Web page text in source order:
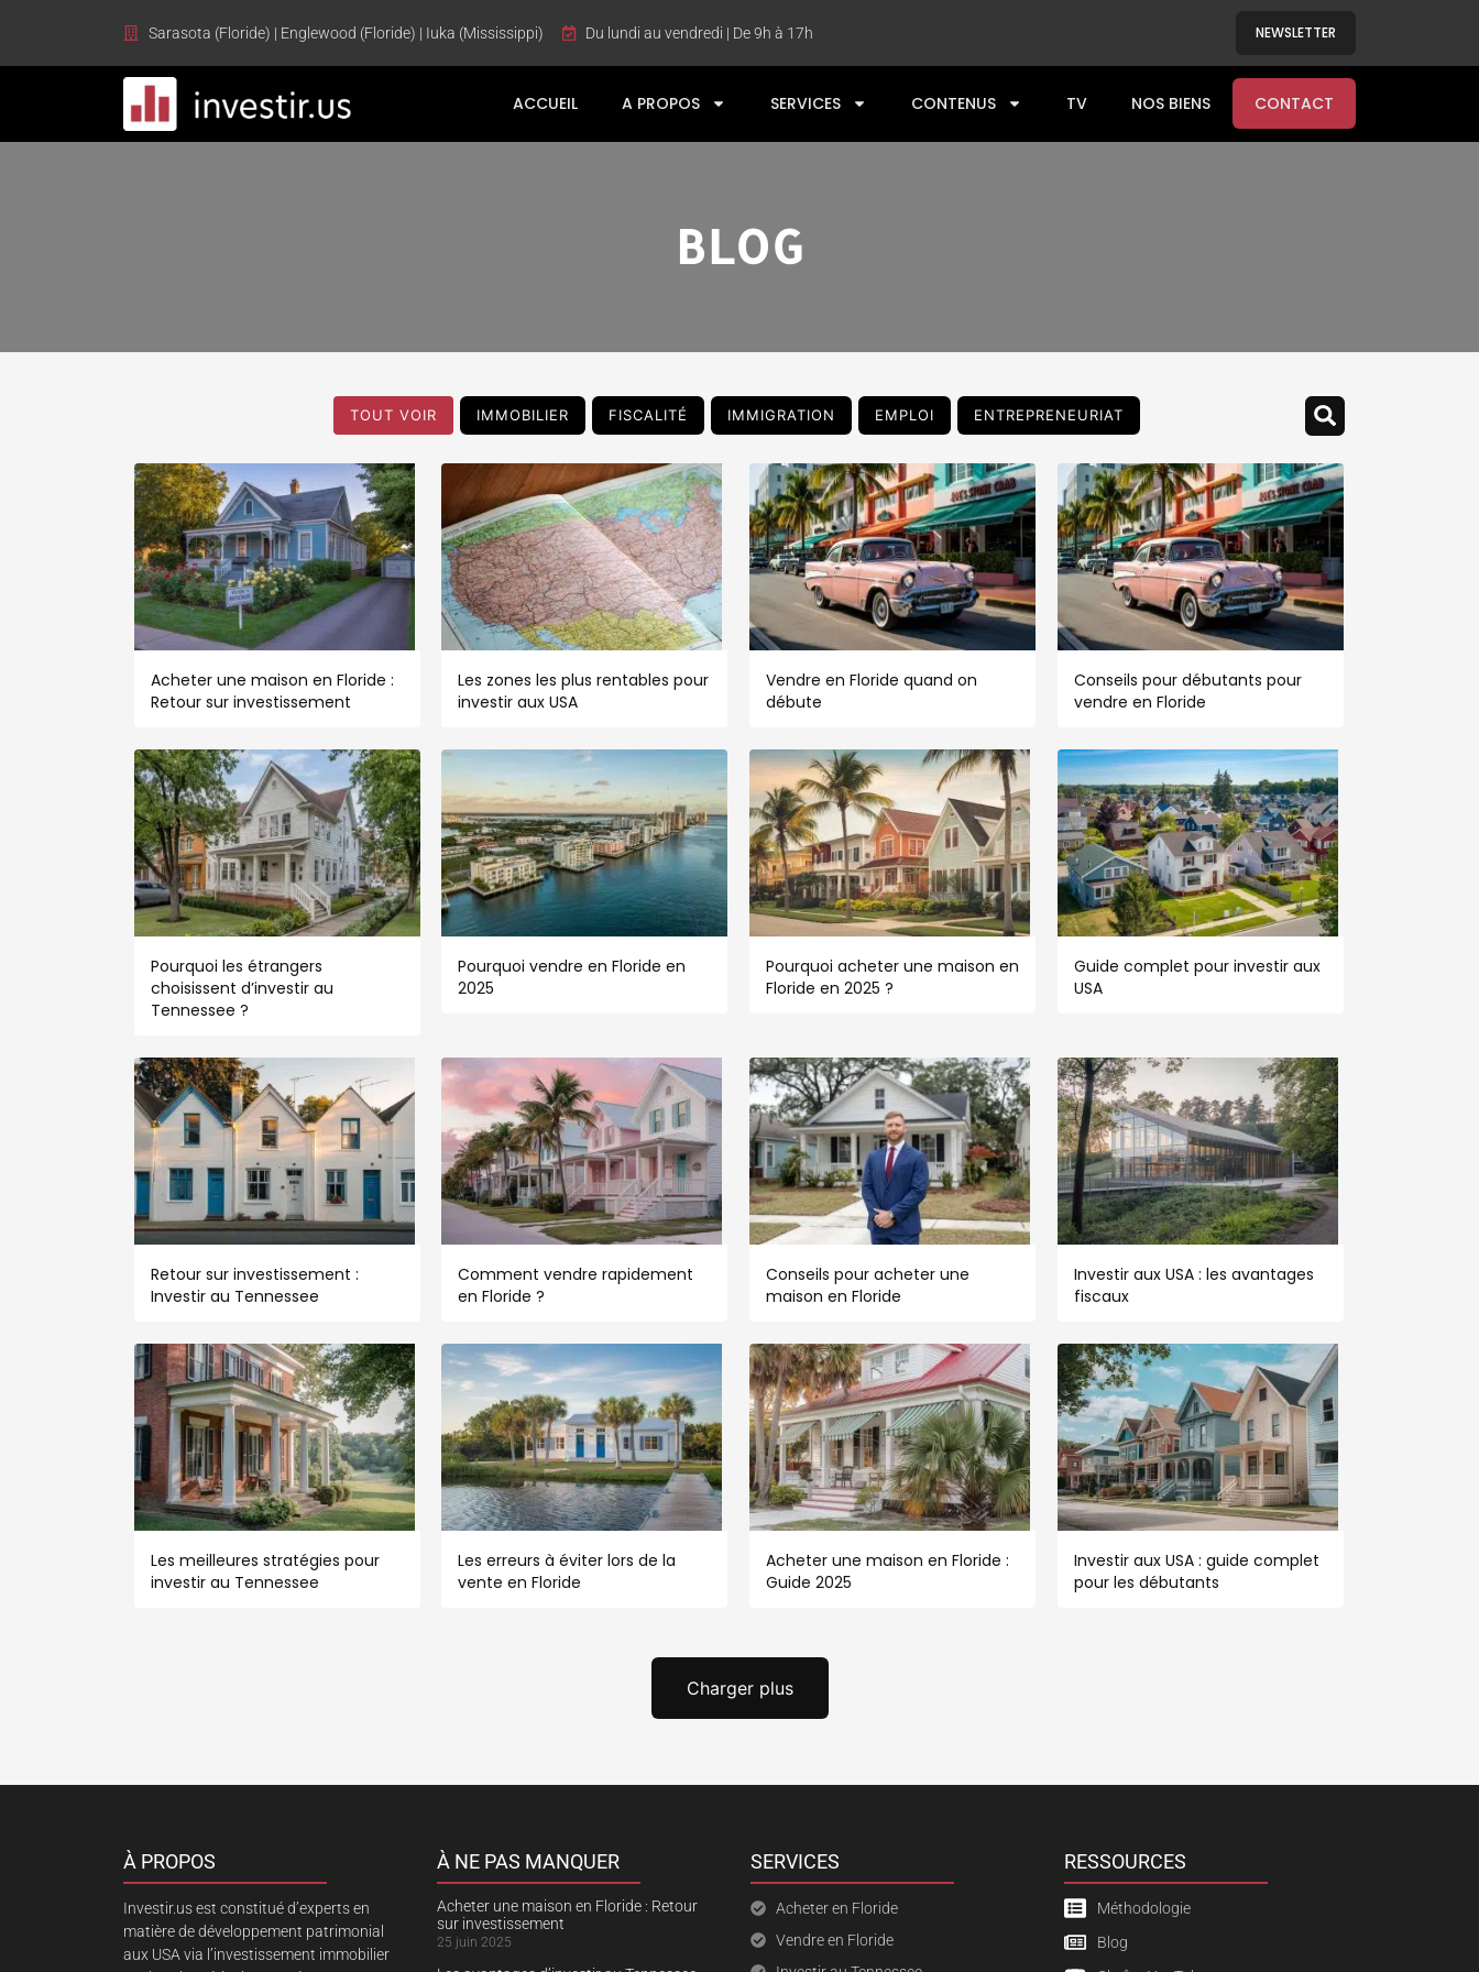
Sarasota (Floride) | Englewood (Floride) | Iuka (Mississippi) Du lundi au vendredi | De 9h à 17h NEWSLETTER
ACCUEIL A PROPOS SERVICES CONTENUS TV NOS BIENS CONTACT
BLOG
TOUT VOIR IMMOBILIER FISCALITÉ IMMIGRATION EMPLOI ENTREPRENEURIAT
Acheter une maison en Floride :
Retour sur investissement
Les zones les plus rentables pour
investir aux USA
Vendre en Floride quand on
débute
Conseils pour débutants pour
vendre en Floride
Pourquoi les étrangers
choisissent d’investir au
Tennessee ?
Pourquoi vendre en Floride en
2025
Pourquoi acheter une maison en
Floride en 2025 ?
Guide complet pour investir aux
USA
Retour sur investissement :
Investir au Tennessee
Comment vendre rapidement
en Floride ?
Conseils pour acheter une
maison en Floride
Investir aux USA : les avantages
fiscaux
Les meilleures stratégies pour
investir au Tennessee
Les erreurs à éviter lors de la
vente en Floride
Acheter une maison en Floride :
Guide 2025
Investir aux USA : guide complet
pour les débutants
Charger plus
À PROPOS
Investir.us est constitué d’experts en
matière de développement patrimonial
aux USA via l’investissement immobilier
À NE PAS MANQUER
Acheter une maison en Floride : Retour
sur investissement
25 juin 2025
SERVICES
Acheter en Floride
Vendre en Floride
RESSOURCES
Méthodologie
Blog